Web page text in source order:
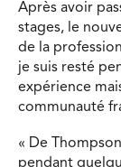
Après avoir
stages, le
de la
je suis resté
expérience
communauté
« De
pendant